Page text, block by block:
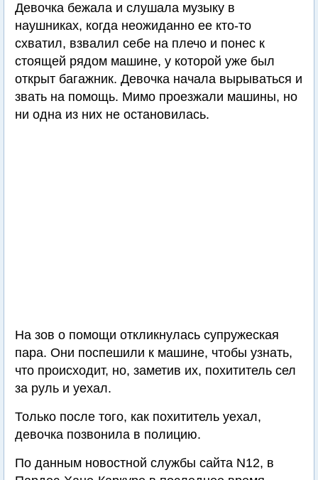
Девочка бежала и слушала музыку в
наушниках, когда неожиданно ее кто-то
схватил, взвалил себе на плечо и понес к
стоящей рядом машине, у которой уже был
открыт багажник. Девочка начала вырываться и
звать на помощь. Мимо проезжали машины, но
ни одна из них не остановилась.
На зов о помощи откликнулась супружеская
пара. Они поспешили к машине, чтобы узнать,
что происходит, но, заметив их, похититель сел
за руль и уехал.
Только после того, как похититель уехал,
девочка позвонила в полицию.
По данным новостной службы сайта N12, в